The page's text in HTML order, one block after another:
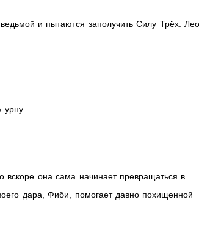
и пытаются заполучить Силу Трёх.
она сама начинает превращаться в
дара, Фиби, помогает давно похищенной